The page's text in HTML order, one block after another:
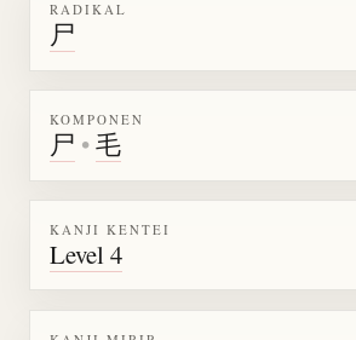
RADIKAL
尸
KOMPONEN
尸 •毛
KANJI KENTEI
Level 4